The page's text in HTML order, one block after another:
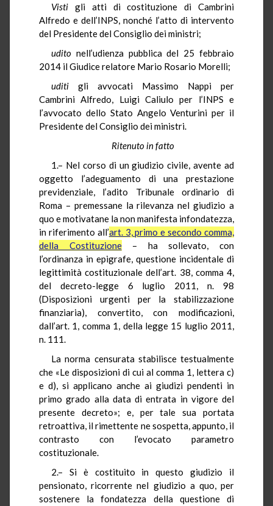
Visti gli atti di costituzione di Cambrini
Alfredo e dell’INPS, nonché l’atto di intervento
del Presidente del Consiglio dei ministri;
udito nell’udienza pubblica del 25 febbraio
2014 il Giudice relatore Mario Rosario Morelli;
uditi gli avvocati Massimo Nappi per
Cambrini Alfredo, Luigi Caliulo per l’INPS e
l’avvocato dello Stato Angelo Venturini per il
Presidente del Consiglio dei ministri.
Ritenuto in fatto
1.– Nel corso di un giudizio civile, avente ad
oggetto l’adeguamento di una prestazione
previdenziale, l’adito Tribunale ordinario di
Roma – premessane la rilevanza nel giudizio a
quo e motivatane la non manifesta infondatezza,
in riferimento all’art. 3, primo e secondo comma,
della Costituzione– ha sollevato, con
l’ordinanza in epigrafe, questione incidentale di
legittimità costituzionale dell’art. 38, comma 4,
del decreto-legge 6 luglio 2011, n. 98
(Disposizioni urgenti per la stabilizzazione
finanziaria), convertito, con modificazioni,
dall’art. 1, comma 1, della legge 15 luglio 2011,
n. 111.
La norma censurata stabilisce testualmente
che «Le disposizioni di cui al comma 1, lettera c)
e d), si applicano anche ai giudizi pendenti in
primo grado alla data di entrata in vigore del
presente decreto»; e, per tale sua portata
retroattiva, il rimettente ne sospetta, appunto, il
contrasto con l’evocato parametro
costituzionale.
2.– Si è costituito in questo giudizio il
pensionato, ricorrente nel giudizio a quo, per
sostenere la fondatezza della questione di